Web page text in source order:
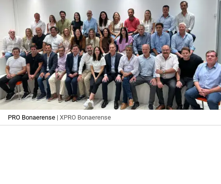
PRO Bonaerense | XPRO Bonaerense